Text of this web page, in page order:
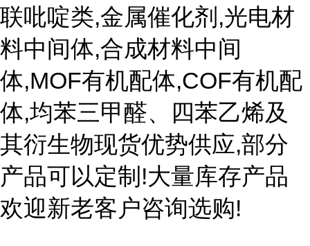
联吡啶类,金属催化剂,光电材
料中间体,合成材料中间
体,MOF有机配体,COF有机配
体,均苯三甲醛、四苯乙烯及
其衍生物现货优势供应,部分
产品可以定制!大量库存产品
欢迎新老客户咨询选购!